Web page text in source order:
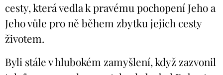
cesty, která vedla k pravému pochopení Jeho a
Jeho vůle pro ně během zbytku jejich cesty
životem.
Byli stále v hlubokém zamyšlení, když zazvonil